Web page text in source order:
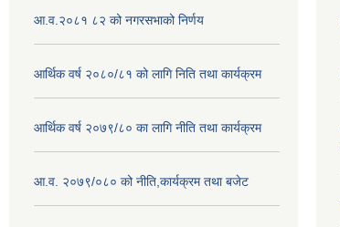
आ.व.२०८१ ८२ को नगरसभाको निर्णय
आर्थिक वर्ष २०८०/८१ को लागि निति तथा कार्यक्रम
आर्थिक वर्ष २०७९/८० का लागि नीति तथा कार्यक्रम
आ.व. २०७९/०८० को नीति,कार्यक्रम तथा बजेट